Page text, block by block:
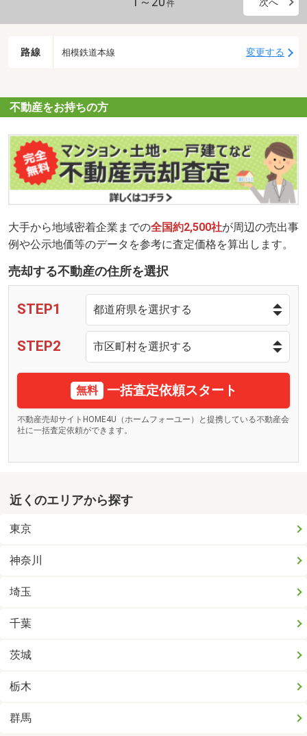
件 次へ
路線 相模鉄道本線 変更する
不動産をお持ちの方
大手から地域密着企業までの全国約2,500社が周辺の売出事
例や公示地価等のデータを参考に査定価格を算出します。
売却する不動産の住所を選択
STEP1
STEP2
無料 一括査定依頼スタート
不動産売却サイトHOME4U（ホームフォーユー）と提携している不動産会
社に一括査定依頼ができます。
近くのエリアから探す
東京
神奈川
埼玉
千葉
茨城
栃木
群馬